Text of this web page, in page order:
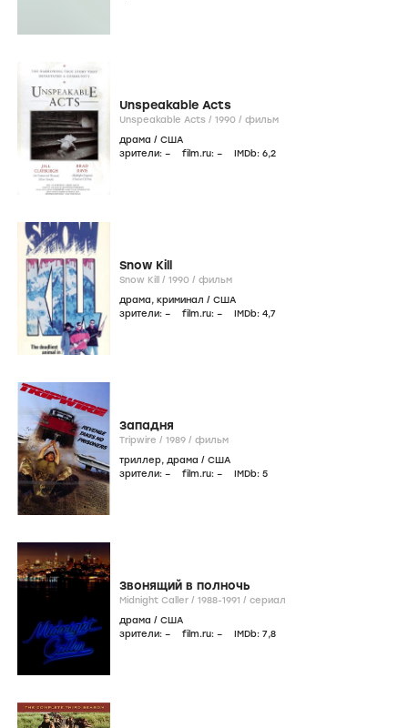
Unspeakable Acts
Unspeakable Acts / 1990 / фильм
драма / США
зрители: – film.ru: – IMDb: 6,2
Snow Kill
Snow Kill / 1990 / фильм
драма, криминал / США
зрители: – film.ru: – IMDb: 4,7
Западня
Tripwire / 1989 / фильм
триллер, драма / США
зрители: – film.ru: – IMDb: 5
Звонящий в полночь
Midnight Caller / 1988-1991 / сериал
драма / США
зрители: – film.ru: – IMDb: 7,8